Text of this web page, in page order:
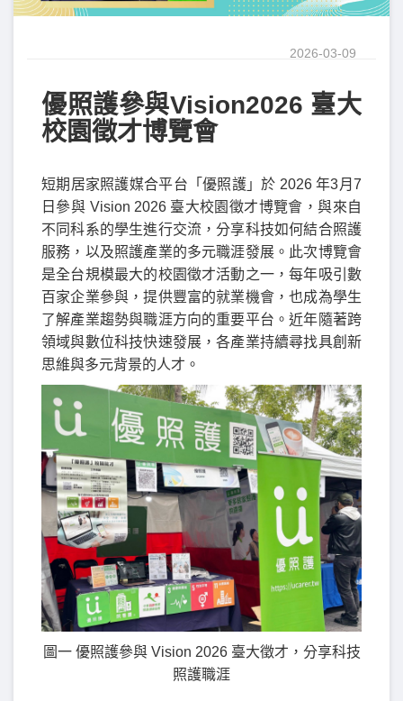
2026-03-09
優照護參與Vision2026 臺大
校園徵才博覽會
短期居家照護媒合平台「優照護」於 2026 年3月7
日參與 Vision 2026 臺大校園徵才博覽會，與來自
不同科系的學生進行交流，分享科技如何結合照護
服務，以及照護產業的多元職涯發展。此次博覽會
是全台規模最大的校園徵才活動之一，每年吸引數
百家企業參與，提供豐富的就業機會，也成為學生
了解產業趨勢與職涯方向的重要平台。近年隨著跨
領域與數位科技快速發展，各產業持續尋找具創新
思維與多元背景的人才。
圖一 優照護參與 Vision 2026 臺大徵才，分享科技
照護職涯